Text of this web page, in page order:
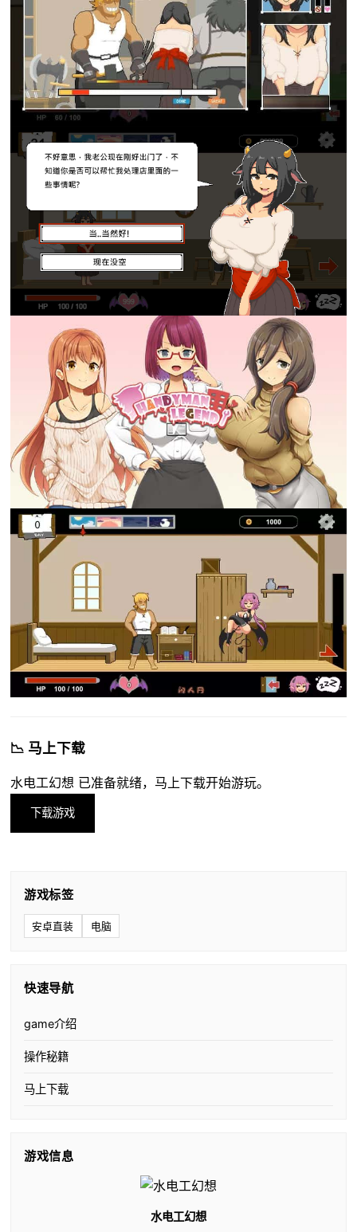
📉 马上下载
水电工幻想 已准备就绪，马上下载开始游玩。
下载游戏
游戏标签
安卓直装 电脑
快速导航
game介绍
操作秘籍
马上下载
游戏信息
水电工幻想